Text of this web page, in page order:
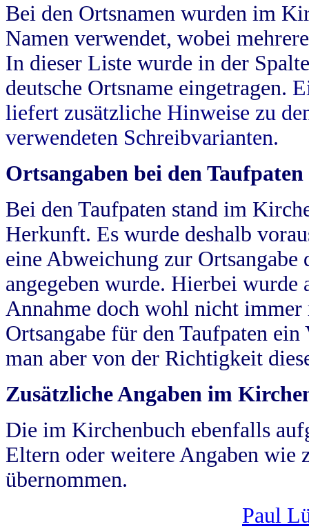
Bei den Ortsnamen wurden im
Namen verwendet, wobei
In dieser Liste wurde in der
deutsche Ortsname eingetragen.
liefert zusätzliche Hinweise zu
verwendeten Schreibvarianten.
Ortsangaben bei den Taufpaten
Bei den Taufpaten stand im
Herkunft. Es wurde deshalb
eine Abweichung zur
angegeben wurde. Hierbei wurde
Annahme doch wohl nicht
Ortsangabe für den Taufpaten
man aber von der Richtigkeit
Zusätzliche Angaben im
Die im Kirchenbuch ebenfalls
Eltern oder weitere Angaben wie
übernommen.
Paul